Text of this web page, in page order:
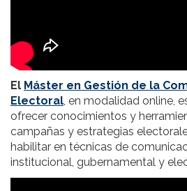
El Máster en Gestión de la
Electoral, en modalidad online,
ofrecer conocimientos y
campañas y estrategias
habilitar en técnicas de
institucional, gubernamental y